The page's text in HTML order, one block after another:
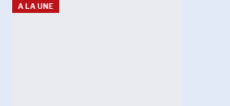
A LA UNE